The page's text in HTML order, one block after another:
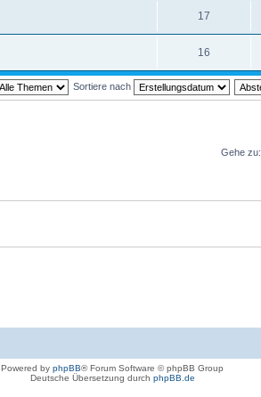
17
16
Sortiere nach
Gehe zu:
Powered by phpBB® Forum Software © phpBB Group
Deutsche Übersetzung durch phpBB.de